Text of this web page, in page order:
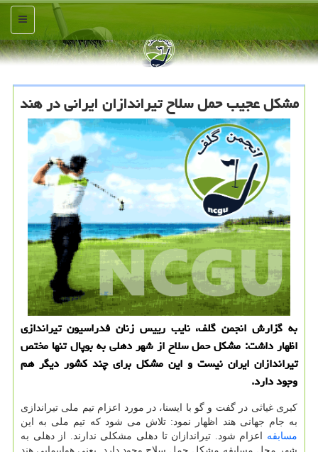
منو
مشکل عجیب حمل سلاح تیراندازان ایرانی در هند
به گزارش انجمن گلف، نایب رییس زنان فدراسیون تیراندازی
اظهار داشت: مشکل حمل سلاح از شهر دهلی به بوپال تنها مختص
تیراندازان ایران نیست و این مشکل برای چند کشور دیگر هم
وجود دارد.
کبری غیاثی در گفت و گو با ایسنا، در مورد اعزام تیم ملی تیراندازی
به جام جهانی هند اظهار نمود: تلاش می شود که تیم ملی به این
مسابقه اعزام شود. تیراندازان تا دهلی مشکلی ندارند. از دهلی به